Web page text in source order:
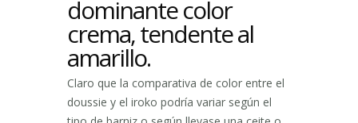
dominante color
crema, tendente al
amarillo.
Claro que la comparativa de color entre el
doussie y el iroko podría variar según el